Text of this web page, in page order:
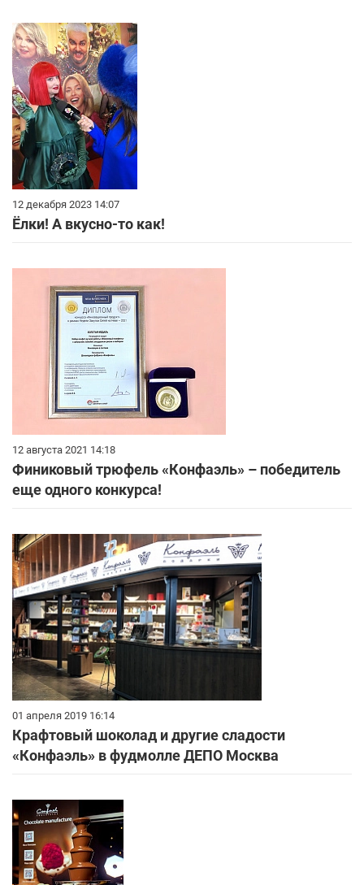
12 декабря 2023 14:07
Ёлки! А вкусно-то как!
12 августа 2021 14:18
Финиковый трюфель «Конфаэль» – победитель
еще одного конкурса!
01 апреля 2019 16:14
Крафтовый шоколад и другие сладости
«Конфаэль» в фудмолле ДЕПО Москва